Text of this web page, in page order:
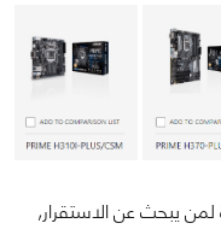
يبحث عن الاستقرار,